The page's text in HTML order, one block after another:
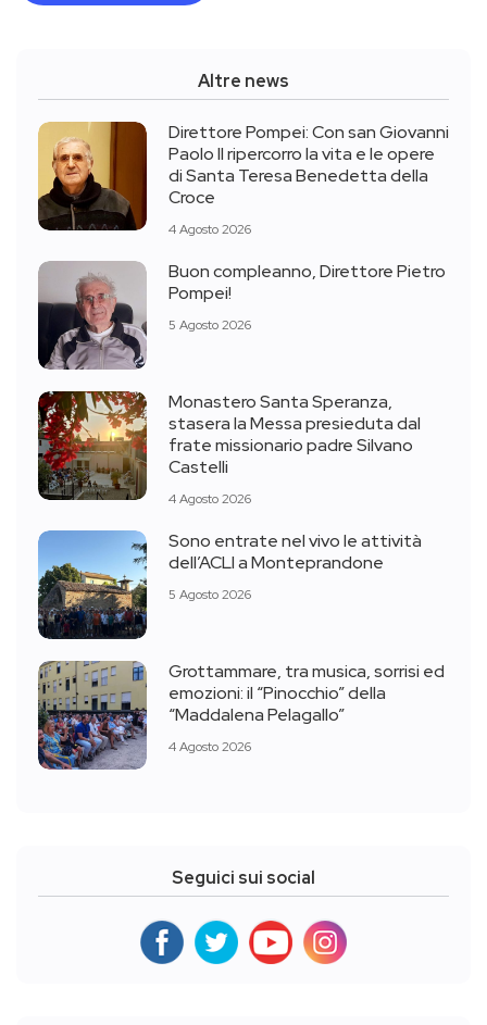
Altre news
Direttore Pompei: Con san Giovanni
Paolo II ripercorro la vita e le opere
di Santa Teresa Benedetta della
Croce
4 Agosto 2026
Buon compleanno, Direttore Pietro
Pompei!
5 Agosto 2026
Monastero Santa Speranza,
stasera la Messa presieduta dal
frate missionario padre Silvano
Castelli
4 Agosto 2026
Sono entrate nel vivo le attività
dell’ACLI a Monteprandone
5 Agosto 2026
Grottammare, tra musica, sorrisi ed
emozioni: il “Pinocchio” della
“Maddalena Pelagallo”
4 Agosto 2026
Seguici sui social